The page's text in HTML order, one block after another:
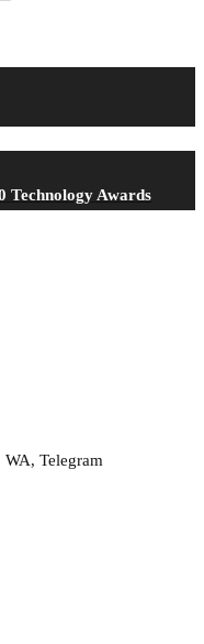
Technology Awards
Telegram